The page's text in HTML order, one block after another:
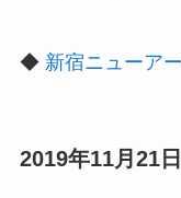
◆ 新宿ニューア
2019年11月21